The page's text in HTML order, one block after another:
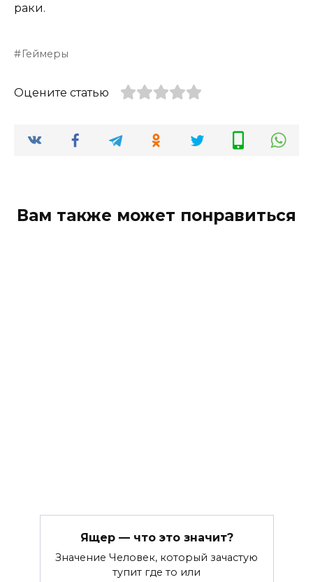
раки.
Геймеры
Оцените статью
Вам также может понравиться
Ящер — что это значит?
Значение Человек, который зачастую
тупит где то или